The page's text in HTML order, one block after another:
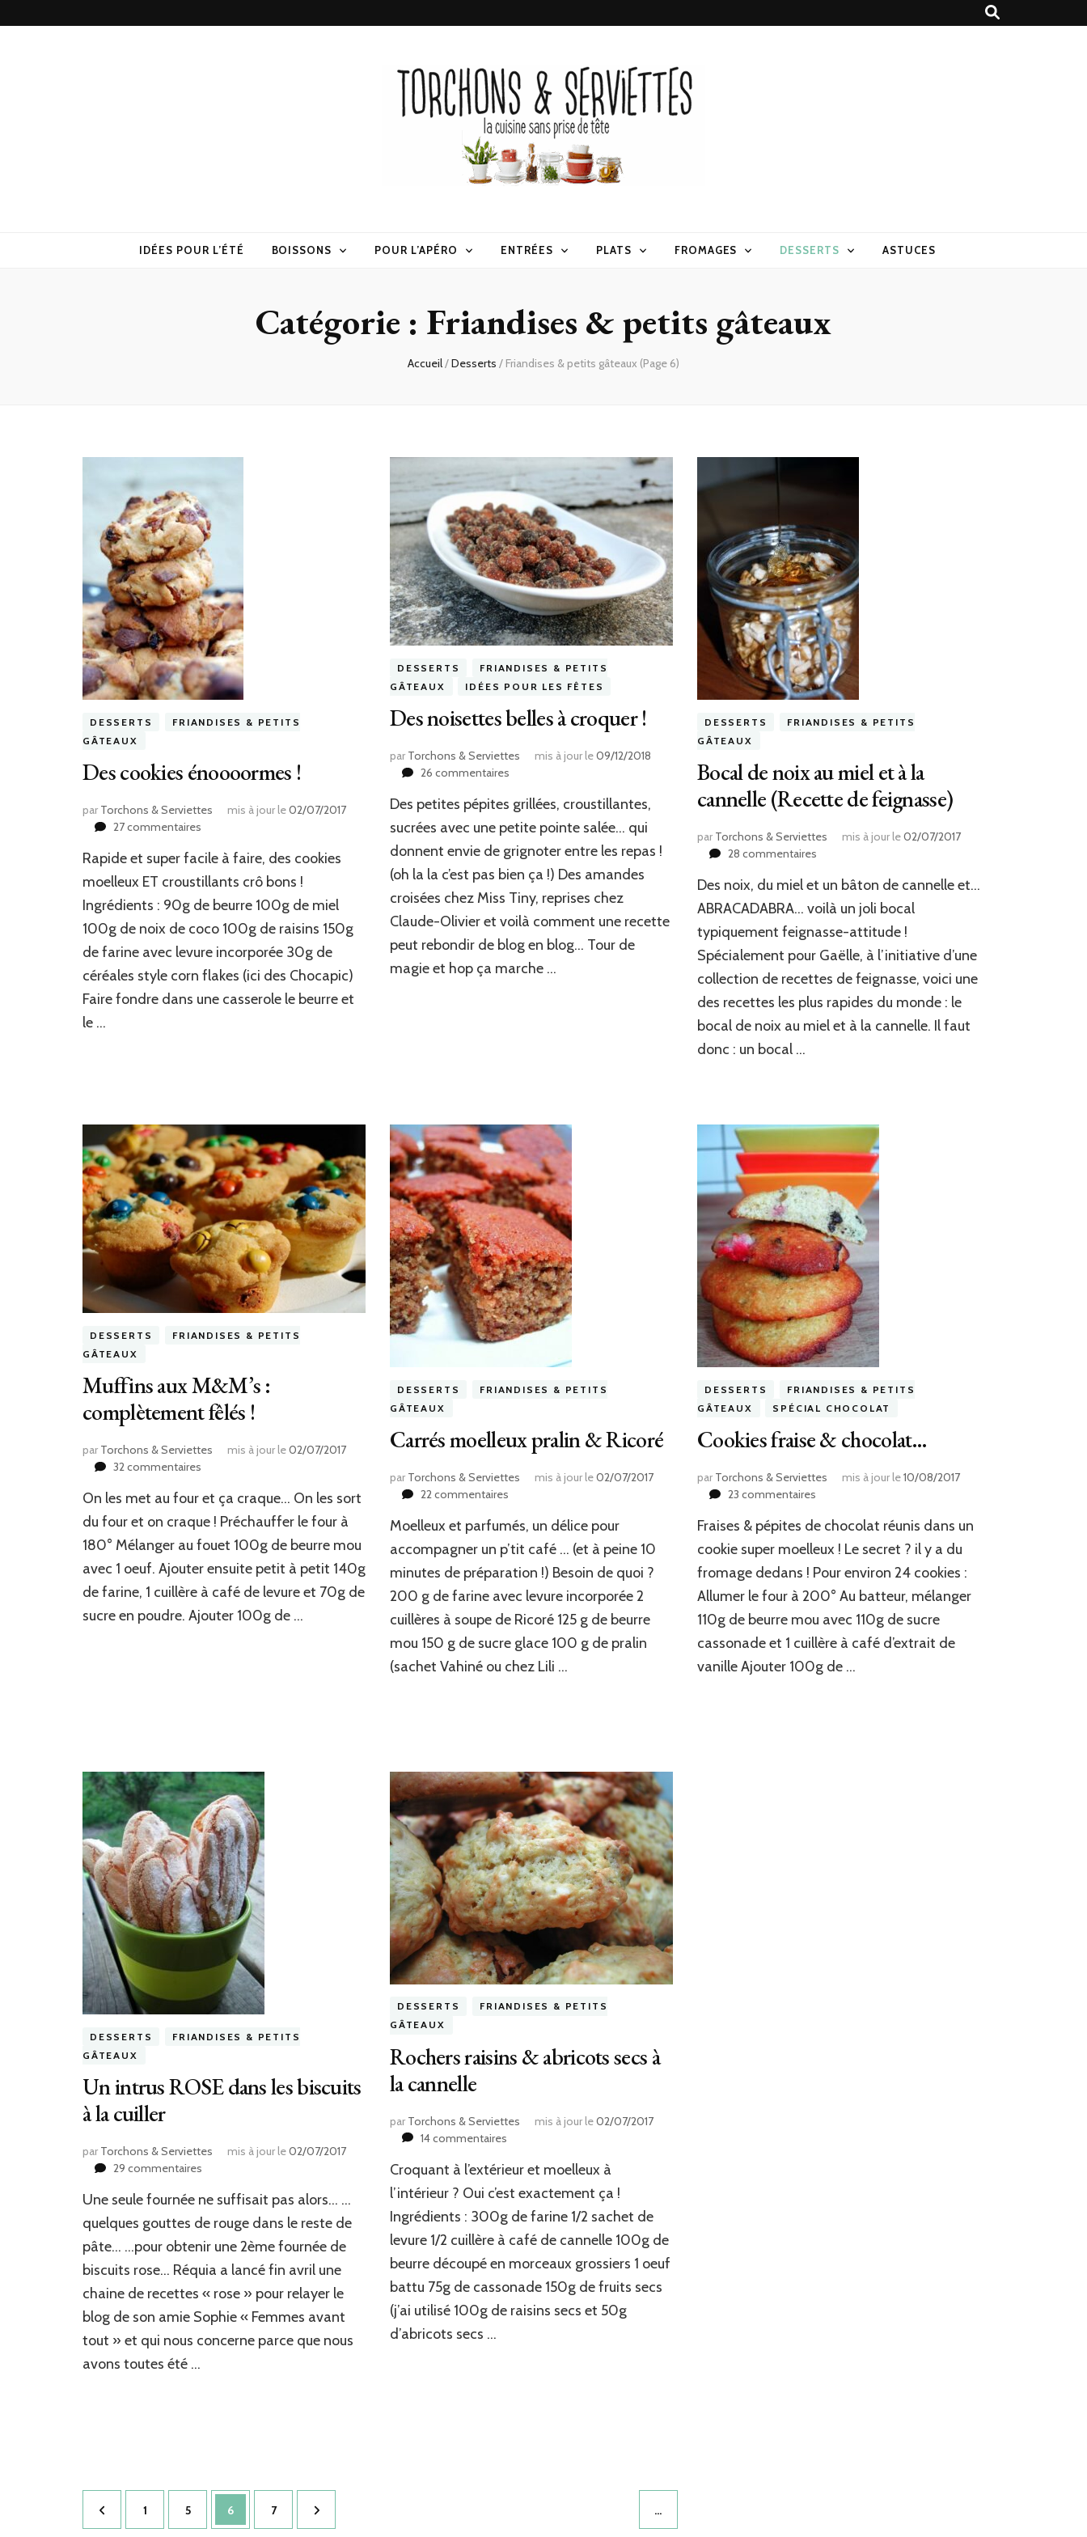
IDÉES POUR L’ÉTÉ BOISSONS POUR L’APÉRO ENTRÉES PLATS FROMAGES DESSERTS ASTUCES
Catégorie : Friandises & petits gâteaux
Accueil/Desserts / Friandises & petits gâteaux (Page 6)
DESSERTS
FRIANDISES & PETITS
GÂTEAUX
Des cookies énoooormes !
par Torchons & Serviettes mis à jour le02/07/2017
27 commentaires
cookies
énoooormes
Rapide et super facile à faire, des cookies
moelleux ET croustillants crô bons !
Ingrédients : 90g de beurre 100g de miel
100g de noix de coco 100g de raisins 150g
de farine avec levure incorporée 30g de
céréales style corn flakes (ici des Chocapic)
Faire fondre dans une casserole le beurre et
le …
DESSERTS
FRIANDISES & PETITS
GÂTEAUX
IDÉES POUR LES FÊTES
Des noisettes belles à croquer !
par Torchons & Serviettes mis à jour le09/12/2018
26 commentairessur
noisettes
belles
croquer
!
Des petites pépites grillées, croustillantes,
sucrées avec une petite pointe salée… qui
donnent envie de grignoter entre les repas !
(oh la la c’est pas bien ça !) Des amandes
croisées chez Miss Tiny, reprises chez
Claude-Olivier et voilà comment une recette
peut rebondir de blog en blog… Tour de
magie et hop ça marche …
DESSERTS
FRIANDISES & PETITS
GÂTEAUX
Bocal de noix au miel et à la
cannelle (Recette de feignasse)
par Torchons & Serviettes mis à jour le02/07/2017
28 commentairessur
de
noix
miel
et
à
la
cannelle
(Recette
Des noix, du miel et un bâton de cannelle et…
ABRACADABRA… voilà un joli bocal
typiquement feignasse-attitude !
Spécialement pour Gaëlle, à l’initiative d’une
collection de recettes de feignasse, voici une
des recettes les plus rapides du monde : le
bocal de noix au miel et à la cannelle. Il faut
donc : un bocal …
DESSERTS
FRIANDISES & PETITS
GÂTEAUX
Muffins aux M&M’s :
complètement fêlés !
par Torchons & Serviettes mis à jour le02/07/2017
32 commentaires
aux
M&M’s
complètement
fêlés
On les met au four et ça craque… On les sort
du four et on craque ! Préchauffer le four à
180° Mélanger au fouet 100g de beurre mou
avec 1 oeuf. Ajouter ensuite petit à petit 140g
de farine, 1 cuillère à café de levure et 70g de
sucre en poudre. Ajouter 100g de …
DESSERTS
FRIANDISES & PETITS
GÂTEAUX
Carrés moelleux pralin & Ricoré
par Torchons & Serviettes mis à jour le02/07/2017
22 commentairessur
moelleux
pralin
Ricoré
Moelleux et parfumés, un délice pour
accompagner un p’tit café … (et à peine 10
minutes de préparation !) Besoin de quoi ?
200 g de farine avec levure incorporée 2
cuillères à soupe de Ricoré 125 g de beurre
mou 150 g de sucre glace 100 g de pralin
(sachet Vahiné ou chez Lili …
DESSERTS
FRIANDISES & PETITS
GÂTEAUX
SPÉCIAL CHOCOLAT
Cookies fraise & chocolat…
par Torchons & Serviettes mis à jour le10/08/2017
23 commentairessur
fraise
&
Fraises & pépites de chocolat réunis dans un
cookie super moelleux ! Le secret ? il y a du
fromage dedans ! Pour environ 24 cookies :
Allumer le four à 200° Au batteur, mélanger
110g de beurre mou avec 110g de sucre
cassonade et 1 cuillère à café d’extrait de
vanille Ajouter 100g de …
DESSERTS
FRIANDISES & PETITS
GÂTEAUX
Un intrus ROSE dans les biscuits
à la cuiller
par Torchons & Serviettes mis à jour le02/07/2017
29 commentaires
intrus
ROSE
les
biscuits
cuiller
Une seule fournée ne suffisait pas alors… …
quelques gouttes de rouge dans le reste de
pâte… …pour obtenir une 2ème fournée de
biscuits rose… Réquia a lancé fin avril une
chaine de recettes « rose » pour relayer le
blog de son amie Sophie « Femmes avant
tout » et qui nous concerne parce que nous
avons toutes été …
DESSERTS
FRIANDISES & PETITS
GÂTEAUX
Rochers raisins & abricots secs à
la cannelle
par Torchons & Serviettes mis à jour le02/07/2017
14 commentairessur
raisins
&
secs
à
cannelle
Croquant à l’extérieur et moelleux à
l’intérieur ? Oui c’est exactement ça !
Ingrédients : 300g de farine 1/2 sachet de
levure 1/2 cuillère à café de cannelle 100g de
beurre découpé en morceaux grossiers 1 oeuf
battu 75g de cassonade 150g de fruits secs
(j’ai utilisé 100g de raisins secs et 50g
d’abricots secs …
Pagination
des
Page
1 …
Page
5 Page
6 Page
7